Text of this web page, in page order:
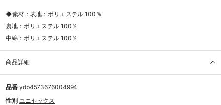
◆素材：表地：ポリエステル 100％
裏地：ポリエステル 100％
中綿：ポリエステル 100％
商品詳細
品番 ydb4573676004994
性別 ユニセックス